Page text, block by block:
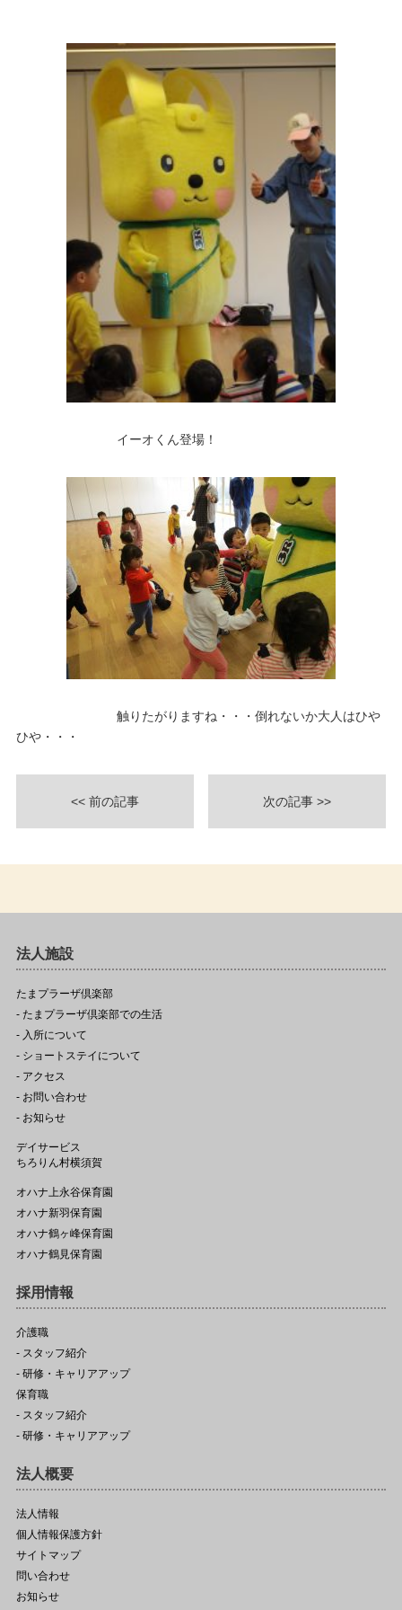
イーオくん登場！
触りたがりますね・・・倒れないか大人はひや
ひや・・・
<< 前の記事 次の記事 >>
法人施設
たまプラーザ倶楽部
- たまプラーザ倶楽部での生活
- 入所について
- ショートステイについて
- アクセス
- お問い合わせ
- お知らせ
デイサービス
ちろりん村横須賀
オハナ上永谷保育園
オハナ新羽保育園
オハナ鶴ヶ峰保育園
オハナ鶴見保育園
採用情報
介護職
- スタッフ紹介
- 研修・キャリアアップ
保育職
- スタッフ紹介
- 研修・キャリアアップ
法人概要
法人情報
個人情報保護方針
サイトマップ
問い合わせ
お知らせ